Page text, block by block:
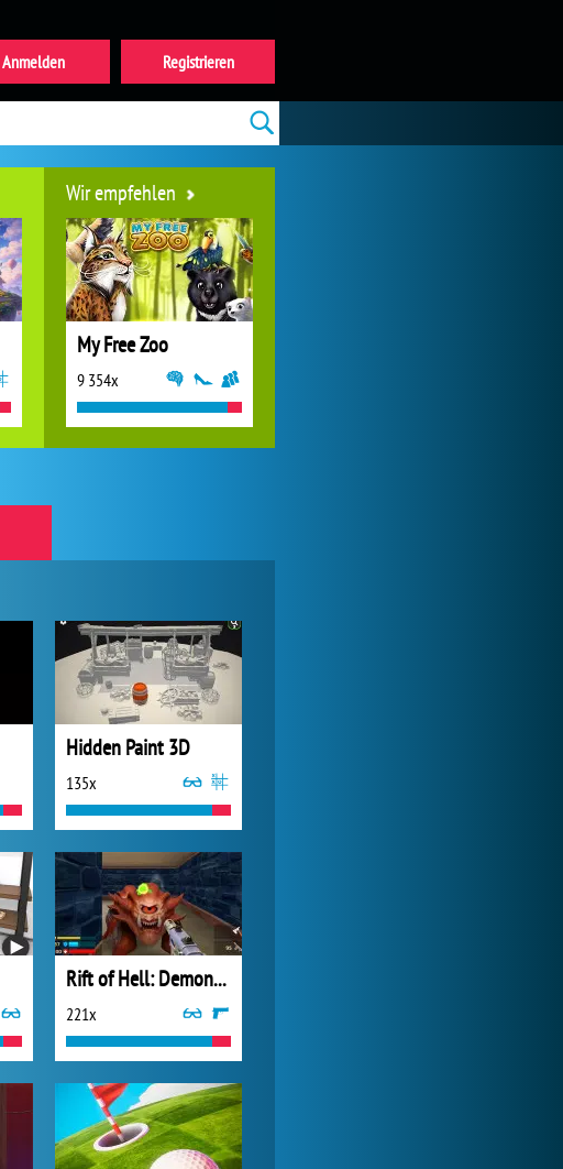
Hidden Paint 3D
135x
Rift of Hell: Demons War
221x
Wir empfehlen
My Free Zoo
9 354x
Zoo 2: Animal Park
World of Tanks
Registrieren
Anmelden